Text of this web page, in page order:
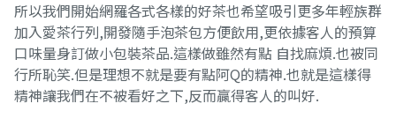
所以我們開始網羅各式各樣的好茶也希望吸引更多年輕族群
加入愛茶行列,開發隨手泡茶包方便飲用,更依據客人的預算
口味量身訂做小包裝茶品.這樣做雖然有點 自找麻煩.也被同
行所恥笑.但是理想不就是要有點阿Q的精神.也就是這樣得
精神讓我們在不被看好之下,反而贏得客人的叫好.